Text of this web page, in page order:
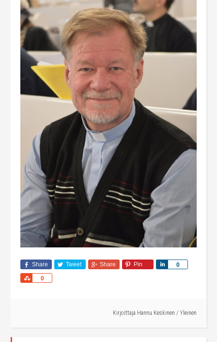
Share Tweet Share Pin 0
Share
0
Share
Kirjoittaja Hannu Keskinen / Yleinen